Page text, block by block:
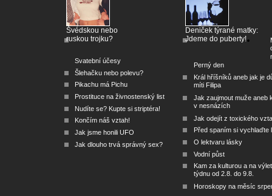
Švédskou nebo
ruskou trojku?
Svatební účesy
Šlehačku nebo polevu?
Pikachu má Pichu
Prostituce na živnostenský list
Nudíte se? Kupte si striptéra!
Končím náš vztah!
Jak jsme honili UFO
Jak dlouho trvá správný sex?
Deniček týrané matky:
Jdeme do puberty!
Perný den
Král hříšníků aneb jak je
míti Filipa
Jak zaujmout muže aneb
v nesnázích
Jak odejít z toxického
Před spaním si vychlaďte
O lektvaru lásky
Vodní půst
Kam za kulturou a na
týdnu od 2.8. do 9.8.
Horoskopy na měsíc